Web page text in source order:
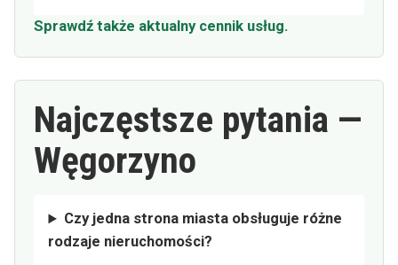
Sprawdź także aktualny cennik usług.
Najczęstsze pytania —
Węgorzyno
Czy jedna strona miasta obsługuje różne
rodzaje nieruchomości?